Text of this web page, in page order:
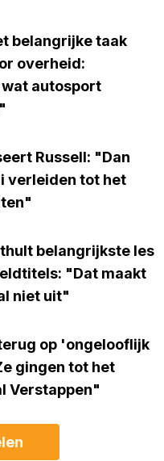
belangrijke taak
overheid:
autosport
Russell: "Dan
verleiden tot het
belangrijkste les
"Dat maakt
niet uit"
op 'ongelooflijk
gingen tot het
Verstappen"